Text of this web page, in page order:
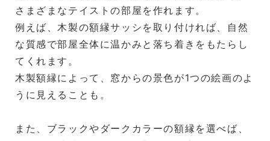
さまざまなテイストの部屋を作れます。
例えば、木製の額縁サッシを取り付ければ、自然
な質感で部屋全体に温かみと落ち着きをもたらし
てくれます。
木製額縁によって、窓からの景色が1つの絵画のよ
うに見えることも。
また、ブラックやダークカラーの額縁を選べば、